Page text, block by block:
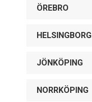
ÖREBRO
HELSINGBORG
JÖNKÖPING
NORRKÖPING